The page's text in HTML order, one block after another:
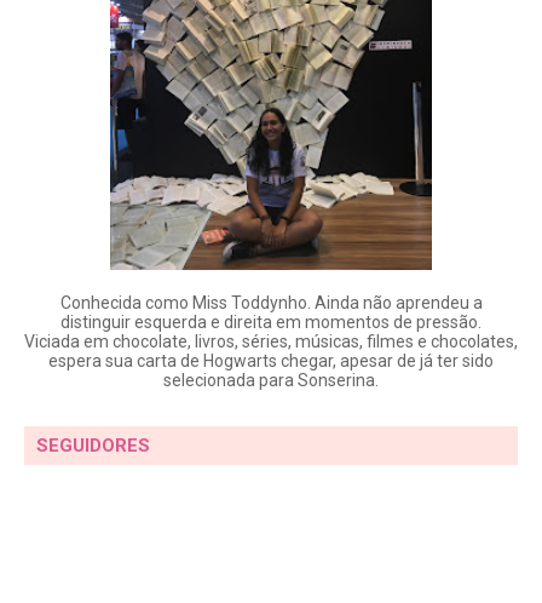
Conhecida como Miss Toddynho. Ainda não aprendeu a
distinguir esquerda e direita em momentos de pressão.
Viciada em chocolate, livros, séries, músicas, filmes e chocolates,
espera sua carta de Hogwarts chegar, apesar de já ter sido
selecionada para Sonserina.
SEGUIDORES